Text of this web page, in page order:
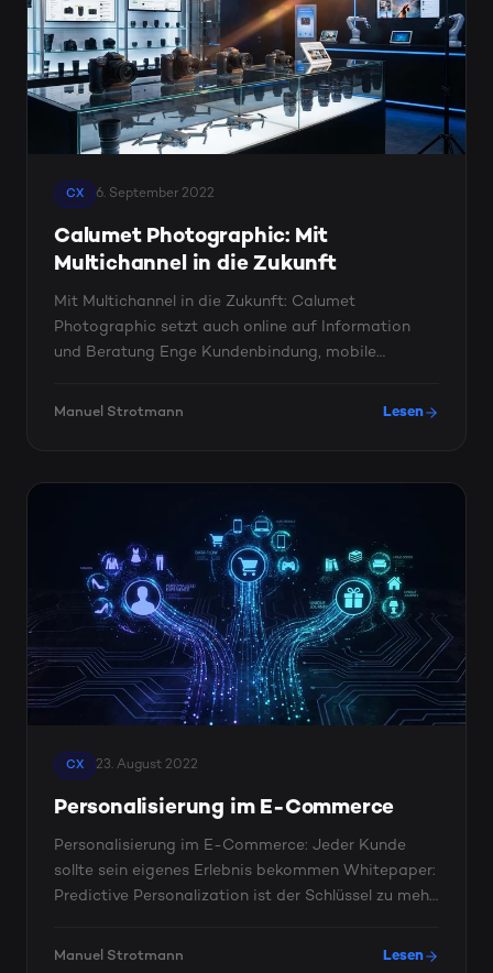
CX 6. September 2022
Calumet Photographic: Mit
Multichannel in die Zukunft
Mit Multichannel in die Zukunft: Calumet
Photographic setzt auch online auf Information
und Beratung Enge Kundenbindung, mobile
Manuel Strotmann Lesen
CX 23. August 2022
Personalisierung im E-Commerce
Personalisierung im E-Commerce: Jeder Kunde
sollte sein eigenes Erlebnis bekommen Whitepaper:
Predictive Personalization ist der Schlüssel zu mehr
Manuel Strotmann Lesen